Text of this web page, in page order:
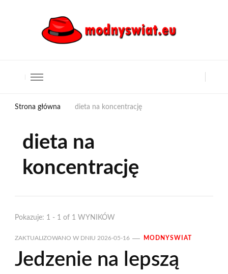
Strona główna dieta na koncentrację
dieta na
koncentrację
Pokazuje: 1 - 1 of 1 WYNIKÓW
ZAKTUALIZOWANO W DNIU 2026-05-16 MODNYSWIAT
Jedzenie na lepszą